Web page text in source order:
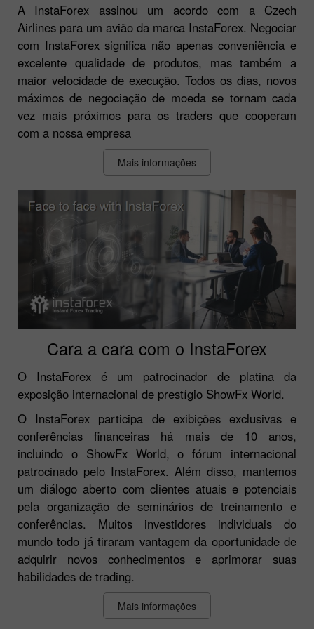
A InstaForex assinou um acordo com a Czech
Airlines para um avião da marca InstaForex. Negociar
com InstaForex significa não apenas conveniência e
excelente qualidade de produtos, mas também a
maior velocidade de execução. Todos os dias, novos
máximos de negociação de moeda se tornam cada
vez mais próximos para os traders que cooperam
com a nossa empresa
Mais informações
Cara a cara com o InstaForex
O InstaForex é um patrocinador de platina da
exposição internacional de prestígio ShowFx World.
O InstaForex participa de exibições exclusivas e
conferências financeiras há mais de 10 anos,
incluindo o ShowFx World, o fórum internacional
patrocinado pelo InstaForex. Além disso, mantemos
um diálogo aberto com clientes atuais e potenciais
pela organização de seminários de treinamento e
conferências. Muitos investidores individuais do
mundo todo já tiraram vantagem da oportunidade de
adquirir novos conhecimentos e aprimorar suas
habilidades de trading.
Mais informações